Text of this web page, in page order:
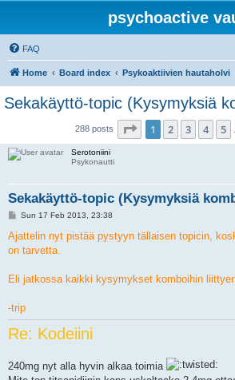
psychoactive
FAQ
Home Board index Psykoaktiivien hautaholvi
Sekakäyttö-topic (Kysymyksiä
288 posts Page 1of 10
1 2 3 4 5
Serotoniini
Psykonautti
Sekakäyttö-topic (Kysymyksiä
P
s
Sun 17 Feb 2013, 23:38
Ajattelin nyt pistää pystyyn tällaisen topicin,
on tarvetta.
Eli jatkossa kaikki kysymykset komboihin
-trip
Re: Kodeiini
240mg nyt alla hyvin alkaa toimia